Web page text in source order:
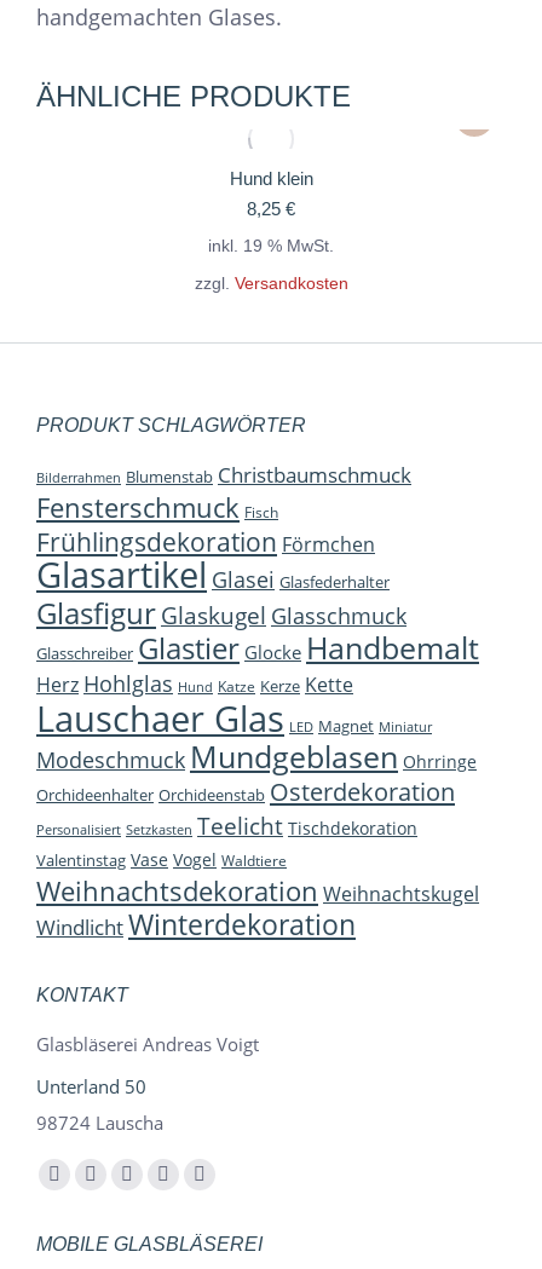
handgemachten Glases.
ÄHNLICHE PRODUKTE
Hund klein
8,25 €
inkl. 19 % MwSt.
zzgl. Versandkosten
PRODUKT SCHLAGWÖRTER
Bilderrahmen Blumenstab Christbaumschmuck
Fensterschmuck Fisch
Frühlingsdekoration Förmchen
Glasartikel Glasei Glasfederhalter
Glasfigur Glaskugel Glasschmuck
Glasschreiber Glastier Glocke Handbemalt
Herz Hohlglas Hund Katze Kerze Kette
Lauschaer Glas LED Magnet Miniatur
Modeschmuck Mundgeblasen Ohrringe
Orchideenhalter Orchideenstab Osterdekoration
Personalisiert Setzkasten Teelicht Tischdekoration
Valentinstag Vase Vogel Waldtiere
Weihnachtsdekoration Weihnachtskugel
WindlichtWinterdekoration
KONTAKT
Glasbläserei Andreas Voigt
Unterland 50
98724 Lauscha
Finden Sie uns auf:
Facebook
opens
YouTube
opens
Instagram
opens
E-
page
Whatsapp
opens
MOBILE GLASBLÄSEREI